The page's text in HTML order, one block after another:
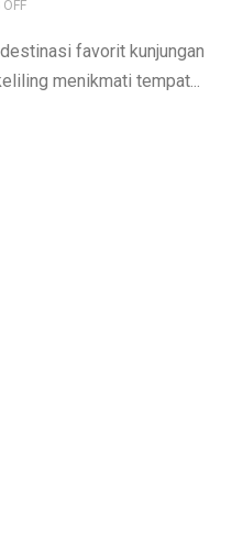
favorit kunjungan
menikmati tempat...